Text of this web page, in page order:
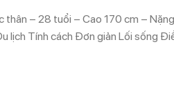
– 28 tuổi – Cao 170 cm –
lịch Tính cách Đơn giản Lối sống